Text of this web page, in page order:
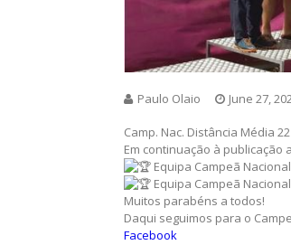
Paulo Olaio June 27,
Camp. Nac. Distância Média 22
Em continuação à publicação
Equipa Campeã
Equipa Campeã
Muitos parabéns a todos!
Daqui seguimos para o
Facebook